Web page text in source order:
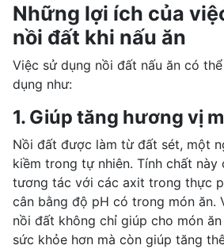
Những lợi ích của
nồi đất khi nấu ăn
Việc sử dụng nồi đất nấu ăn có
dụng như:
1. Giúp tăng hương vị
Nồi đất được làm từ đất sét, một
kiềm trong tự nhiên. Tính chất này
tương tác với các axit trong thực
cân bằng độ pH có trong món ăn.
nồi đất không chỉ giúp cho món
sức khỏe hơn mà còn giúp tăng